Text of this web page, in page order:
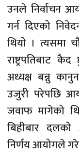
उनले निर्वाचन
गर्न दिएको
थियो । त्यसमा
राष्ट्रपतिबाट
अध्यक्ष बन्नु
उजुरी परेपछि
जवाफ मागेको
बिहीबार
निर्णय आयोगले